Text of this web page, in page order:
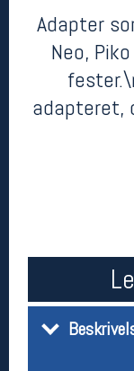
Adapter
Neo,
adapteret,
Her
Oslo